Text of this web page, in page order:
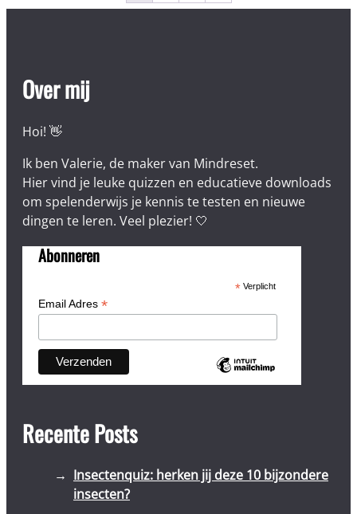
Over mij
Hoi! 👋
Ik ben Valerie, de maker van Mindreset.
Hier vind je leuke quizzen en educatieve downloads
om spelenderwijs je kennis te testen en nieuwe
dingen te leren. Veel plezier! 🤍
Abonneren
*Verplicht
Email Adres *
Recente Posts
Insectenquiz: herken jij deze 10 bijzondere
insecten?